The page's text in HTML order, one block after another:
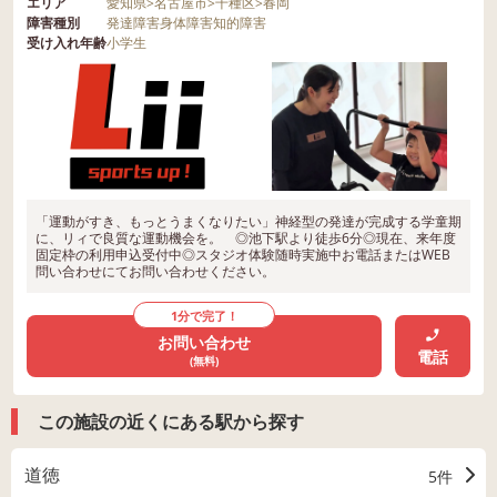
障害種別
発達障害身体障害知的障害
受け入れ年齢小学生
「運動がすき、もっとうまくなりたい」神経型の発達が完成する学童期
に、リィで良質な運動機会を。 ◎池下駅より徒歩6分◎現在、来年度
固定枠の利用申込受付中◎スタジオ体験随時実施中お電話またはWEB
問い合わせにてお問い合わせください。
1分で完了！
お問い合わせ
(無料) 電話
この施設の近くにある駅から探す
道徳 5件